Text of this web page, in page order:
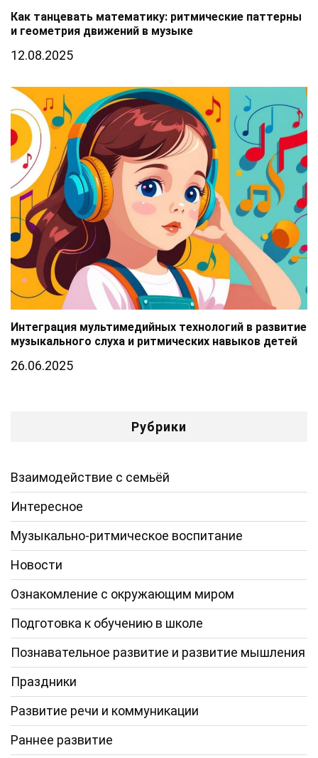
Как танцевать математику: ритмические паттерны
и геометрия движений в музыке
12.08.2025
Интеграция мультимедийных технологий в развитие
музыкального слуха и ритмических навыков детей
26.06.2025
Рубрики
Взаимодействие с семьёй
Интересное
Музыкально-ритмическое воспитание
Новости
Ознакомление с окружающим миром
Подготовка к обучению в школе
Познавательное развитие и развитие мышления
Праздники
Развитие речи и коммуникации
Раннее развитие